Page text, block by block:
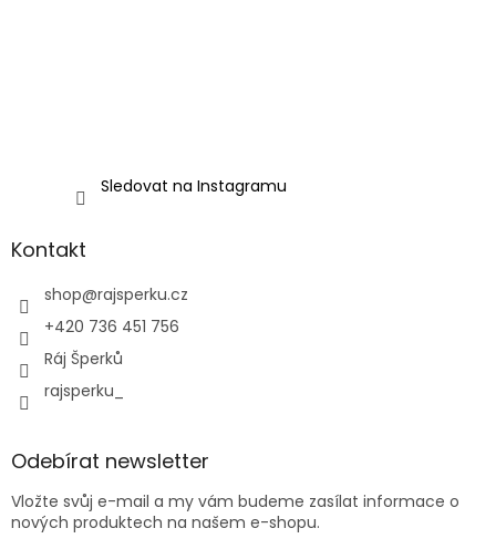
Sledovat na Instagramu
Kontakt
shop@rajsperku.cz
+420 736 451 756
Ráj Šperků
rajsperku_
Odebírat newsletter
Vložte svůj e-mail a my vám budeme zasílat informace o
nových produktech na našem e-shopu.